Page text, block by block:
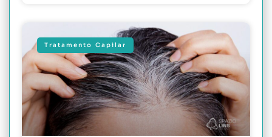
Tratamento Capilar